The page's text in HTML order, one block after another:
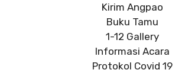
Kirim Angpao
Buku Tamu
1-12 Gallery
Informasi Acara
Protokol Covid 19